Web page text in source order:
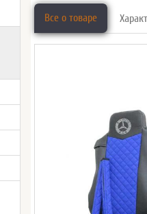
Все о товаре